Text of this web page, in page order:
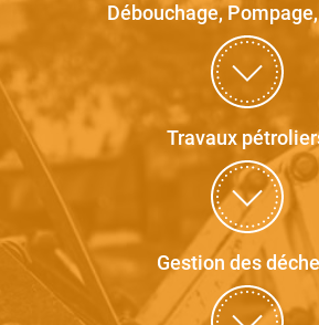
Débouchage,
Travaux
Gestion des